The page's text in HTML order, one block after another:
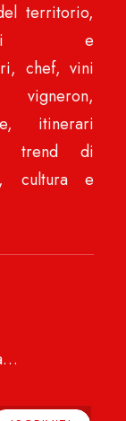
territorio,
e
chef, vini
itinerari
trend di
cultura e